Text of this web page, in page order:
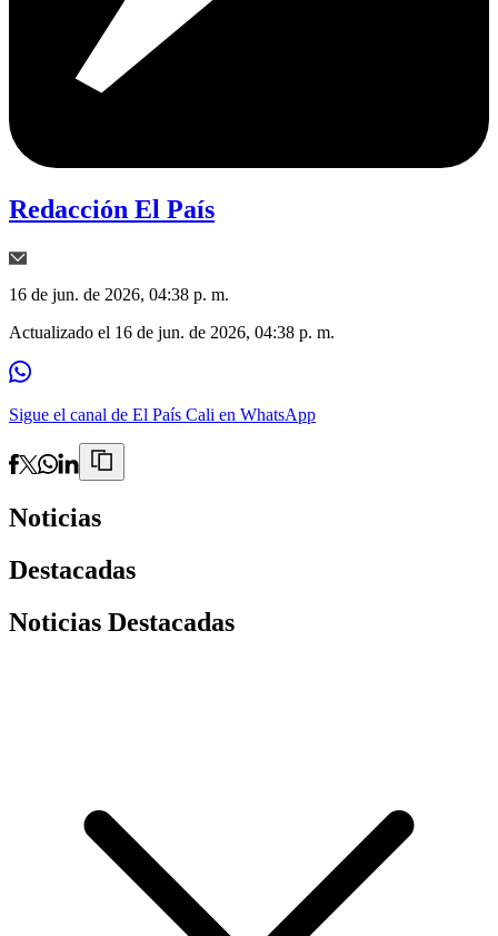
Redacción El País
16 de jun. de 2026, 04:38 p. m.
Actualizado el 16 de jun. de 2026, 04:38 p. m.
Sigue el canal de El País Cali en WhatsApp
Noticias
Destacadas
Noticias Destacadas